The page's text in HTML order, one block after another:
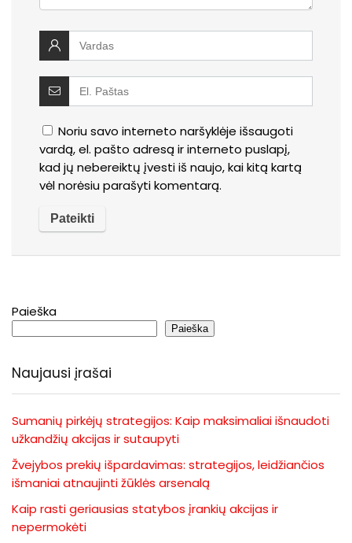
Noriu savo interneto naršyklėje išsaugoti
vardą, el. pašto adresą ir interneto puslapį,
kad jų nebereiktų įvesti iš naujo, kai kitą kartą
vėl norėsiu parašyti komentarą.
Paieška
Paieška
Naujausi įrašai
Sumanių pirkėjų strategijos: Kaip maksimaliai išnaudoti
užkandžių akcijas ir sutaupyti
Žvejybos prekių išpardavimas: strategijos, leidžiančios
išmaniai atnaujinti žūklės arsenalą
Kaip rasti geriausias statybos įrankių akcijas ir
nepermokėti